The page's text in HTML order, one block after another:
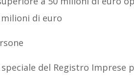
di euro
del Registro Imprese